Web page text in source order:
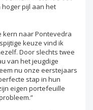
hoger pijl aan het
kern naar Pontevedra
keuze vind ik
Door slechts twee
van het jeugdige
nu onze eerstejaars
stap in hun
eigen portefeuille